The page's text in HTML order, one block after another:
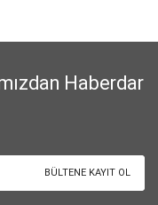
Haberdar